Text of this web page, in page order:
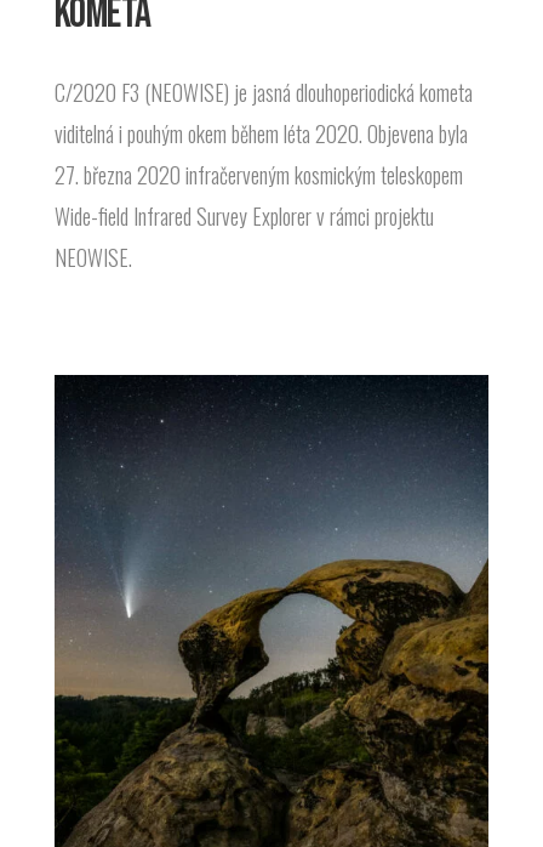
KOMETA
C/2020 F3 (NEOWISE) je jasná dlouhoperiodická kometa
viditelná i pouhým okem během léta 2020. Objevena byla
27. března 2020 infračerveným kosmickým teleskopem
Wide-field Infrared Survey Explorer v rámci projektu
NEOWISE.